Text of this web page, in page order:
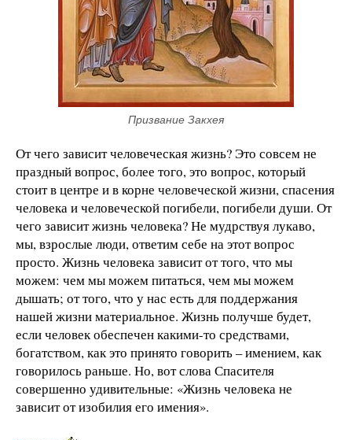
Призвание Закхея
От чего зависит человеческая жизнь? Это совсем не
праздный вопрос, более того, это вопрос, который
стоит в центре и в корне человеческой жизни, спасения
человека и человеческой погибели, погибели души. От
чего зависит жизнь человека? Не мудрствуя лукаво,
мы, взрослые люди, ответим себе на этот вопрос
просто. Жизнь человека зависит от того, что мы
можем: чем мы можем питаться, чем мы можем
дышать; от того, что у нас есть для поддержания
нашей жизни материальное. Жизнь получше будет,
если человек обеспечен какими-то средствами,
богатством, как это принято говорить – имением, как
говорилось раньше. Но, вот слова Спасителя
совершенно удивительные: «Жизнь человека не
зависит от изобилия его имения».